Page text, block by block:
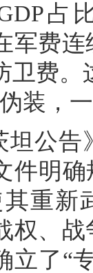
占
军费
卫费。
装，
坦公
件明
重新
权、
立了“